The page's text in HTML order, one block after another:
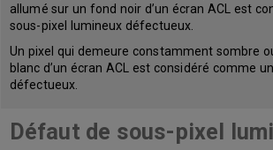
allumé sur un fond noir d’un écran ACL est
sous-pixel lumineux défectueux.
Un pixel qui demeure constamment sombre
blanc d’un écran ACL est considéré comme
défectueux.
Défaut de sous-pixel